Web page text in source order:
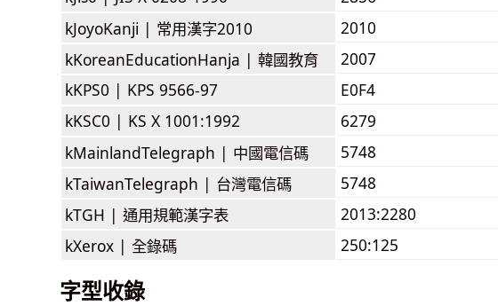
kJoyoKanji | 常用漢字2010
2010
kKoreanEducationHanja | 韓國教育
2007
kKPS0 | KPS 9566-97
E0F4
kKSC0 | KS X 1001:1992
6279
kMainlandTelegraph | 中國電信碼
5748
kTaiwanTelegraph | 台灣電信碼
5748
kTGH | 通用規範漢字表
2013:2280
kXerox | 全錄碼 250:125
字型收錄